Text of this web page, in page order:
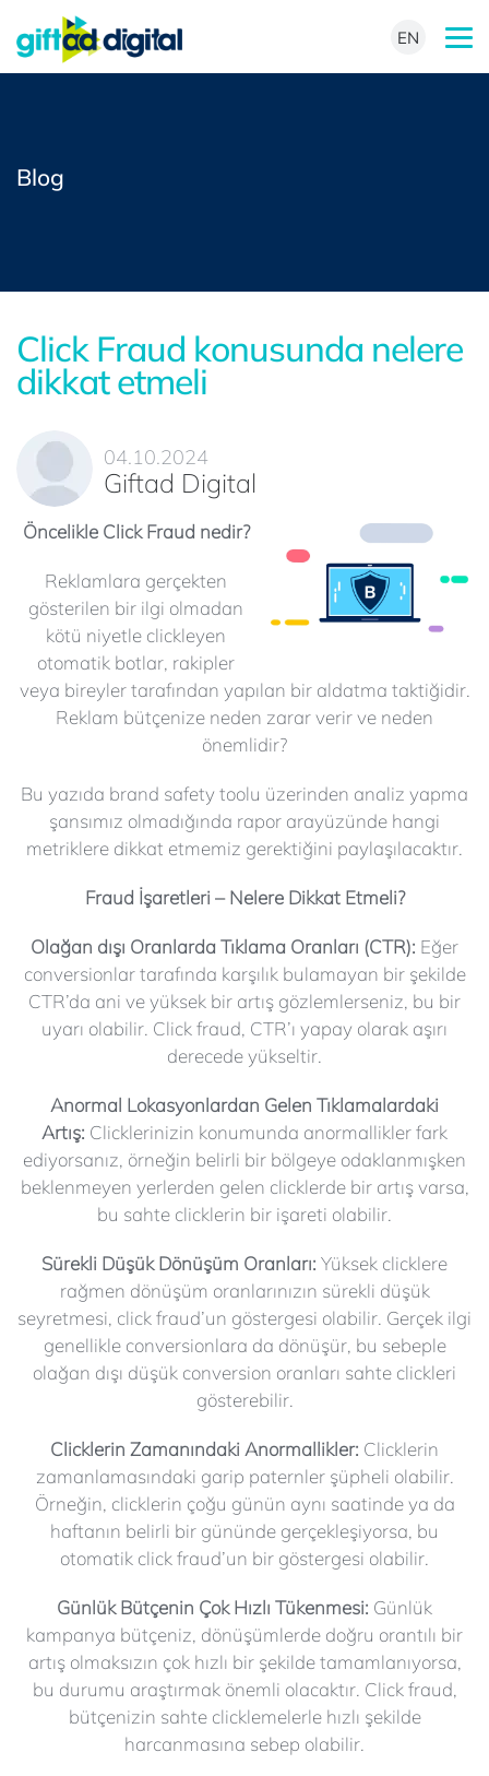
EN
Blog
Click Fraud konusunda nelere
dikkat etmeli
04.10.2024
Giftad Digital
Öncelikle Click Fraud nedir?
Reklamlara gerçekten
gösterilen bir ilgi olmadan
kötü niyetle clickleyen
otomatik botlar, rakipler
veya bireyler tarafından yapılan bir aldatma taktiğidir.
Reklam bütçenize neden zarar verir ve neden
önemlidir?
Bu yazıda brand safety toolu üzerinden analiz yapma
şansımız olmadığında rapor arayüzünde hangi
metriklere dikkat etmemiz gerektiğini paylaşılacaktır.
Fraud İşaretleri – Nelere Dikkat Etmeli?
Olağan dışı Oranlarda Tıklama Oranları (CTR): Eğer
conversionlar tarafında karşılık bulamayan bir şekilde
CTR’da ani ve yüksek bir artış gözlemlerseniz, bu bir
uyarı olabilir. Click fraud, CTR’ı yapay olarak aşırı
derecede yükseltir.
Anormal Lokasyonlardan Gelen Tıklamalardaki
Artış: Clicklerinizin konumunda anormallikler fark
ediyorsanız, örneğin belirli bir bölgeye odaklanmışken
beklenmeyen yerlerden gelen clicklerde bir artış varsa,
bu sahte clicklerin bir işareti olabilir.
Sürekli Düşük Dönüşüm Oranları: Yüksek clicklere
rağmen dönüşüm oranlarınızın sürekli düşük
seyretmesi, click fraud’un göstergesi olabilir. Gerçek ilgi
genellikle conversionlara da dönüşür, bu sebeple
olağan dışı düşük conversion oranları sahte clickleri
gösterebilir.
Clicklerin Zamanındaki Anormallikler: Clicklerin
zamanlamasındaki garip paternler şüpheli olabilir.
Örneğin, clicklerin çoğu günün aynı saatinde ya da
haftanın belirli bir gününde gerçekleşiyorsa, bu
otomatik click fraud’un bir göstergesi olabilir.
Günlük Bütçenin Çok Hızlı Tükenmesi: Günlük
kampanya bütçeniz, dönüşümlerde doğru orantılı bir
artış olmaksızın çok hızlı bir şekilde tamamlanıyorsa,
bu durumu araştırmak önemli olacaktır. Click fraud,
bütçenizin sahte clicklemelerle hızlı şekilde
harcanmasına sebep olabilir.